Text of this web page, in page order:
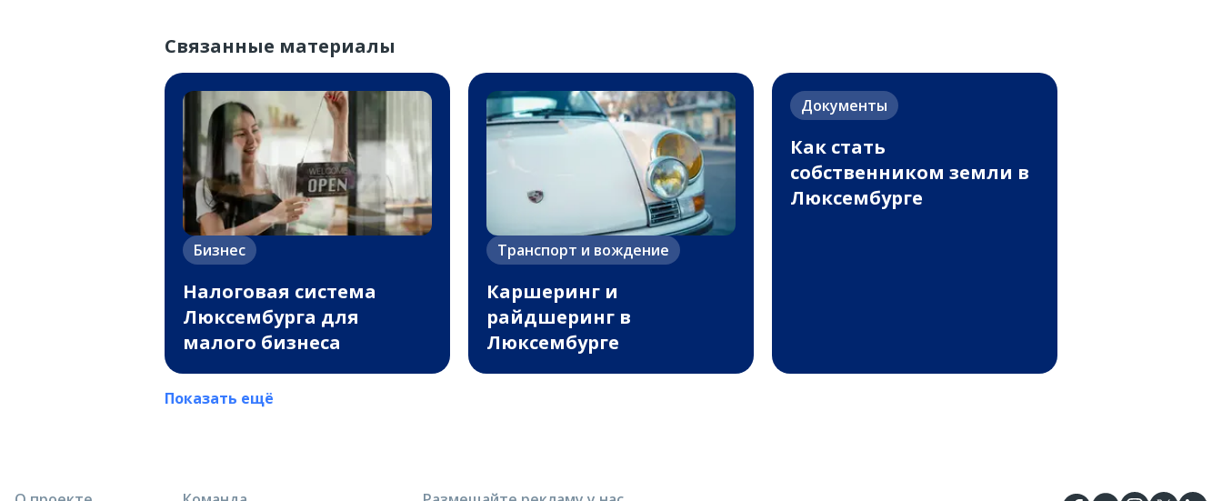
Связанные материалы
Бизнес
Налоговая система
Люксембурга для
малого бизнеса
Транспорт и вождение
Каршеринг и
райдшеринг в
Люксембурге
Документы
Как стать
собственником земли в
Люксембурге
Показать ещё